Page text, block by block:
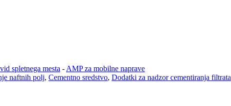
spletnega mesta - AMP za mobilne naprave
naftnih polj, Cementno sredstvo, Dodatki za nadzor cementiranja filtrata